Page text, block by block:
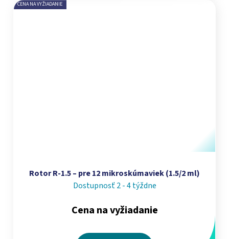
CENA NA VYŽIADANIE
Rotor R-1.5 – pre 12 mikroskúmaviek (1.5/2 ml)
Dostupnosť 2 - 4 týždne
Cena na vyžiadanie